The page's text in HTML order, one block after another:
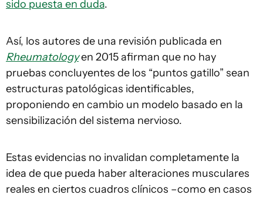
sido puesta en duda.
Así, los autores de una revisión publicada en
Rheumatologyen 2015 afirman que no hay
pruebas concluyentes de los “puntos gatillo” sean
estructuras patológicas identificables,
proponiendo en cambio un modelo basado en la
sensibilización del sistema nervioso.
Estas evidencias no invalidan completamente la
idea de que pueda haber alteraciones musculares
reales en ciertos cuadros clínicos –como en casos